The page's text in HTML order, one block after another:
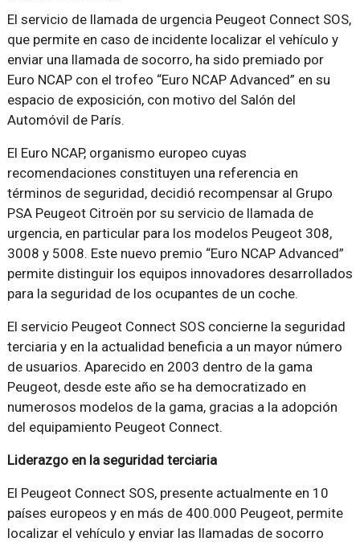
El servicio de llamada de urgencia Peugeot Connect SOS,
que permite en caso de incidente localizar el vehículo y
enviar una llamada de socorro, ha sido premiado por
Euro NCAP con el trofeo “Euro NCAP Advanced” en su
espacio de exposición, con motivo del Salón del
Automóvil de París.
El Euro NCAP, organismo europeo cuyas
recomendaciones constituyen una referencia en
términos de seguridad, decidió recompensar al Grupo
PSA Peugeot Citroën por su servicio de llamada de
urgencia, en particular para los modelos Peugeot 308,
3008 y 5008. Este nuevo premio “Euro NCAP Advanced”
permite distinguir los equipos innovadores desarrollados
para la seguridad de los ocupantes de un coche.
El servicio Peugeot Connect SOS concierne la seguridad
terciaria y en la actualidad beneficia a un mayor número
de usuarios. Aparecido en 2003 dentro de la gama
Peugeot, desde este año se ha democratizado en
numerosos modelos de la gama, gracias a la adopción
del equipamiento Peugeot Connect.
Liderazgo en la seguridad terciaria
El Peugeot Connect SOS, presente actualmente en 10
países europeos y en más de 400.000 Peugeot, permite
localizar el vehículo y enviar las llamadas de socorro